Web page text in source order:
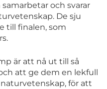
och svarar
De sju
till finalen, som
är att nå ut till så
att ge dem en lekfull
för att